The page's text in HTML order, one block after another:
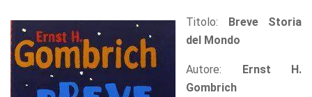
Titolo: Breve Storia
del Mondo
Autore: Ernst H.
Gombrich